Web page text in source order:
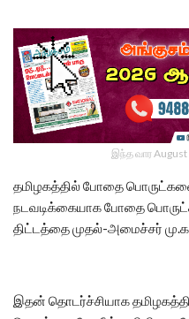
இந்த வார
தமிழகத்தில் போதை பொருட்களை
நடவடிக்கையாக போதை
திட்டத்தை முதல்-அமைச்சர்
இதன் தொடர்ச்சியாக